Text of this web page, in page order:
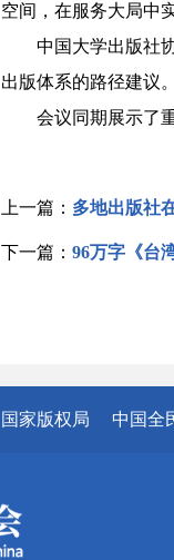
空间，在服务大局中
中国大学出版社协
出版体系的路径建议。
会议同期展示了重
上一篇： 多地出版社
下一篇： 96万字《台
国家版权局 中国全